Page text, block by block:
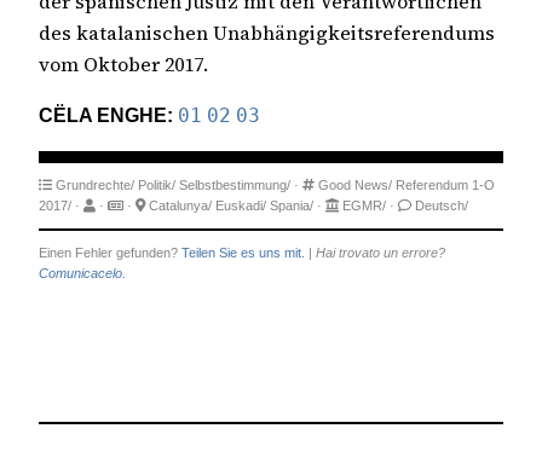
des katalanischen Unabhängigkeitsreferendums
vom Oktober 2017.
CËLA ENGHE: 01 02 03
Grundrechte/ Politik/ Selbstbestimmung/ · Good News/ Referendum 1-O
2017/ · · · Catalunya/ Euskadi/ Spania/ · EGMR/ · Deutsch/
Einen Fehler gefunden? Teilen Sie es uns mit. | Hai trovato un errore?
Comunicacelo.